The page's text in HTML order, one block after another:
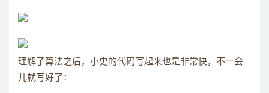
理解了算法之后，小史的代码写起来也是非常快，不一会
儿就写好了：